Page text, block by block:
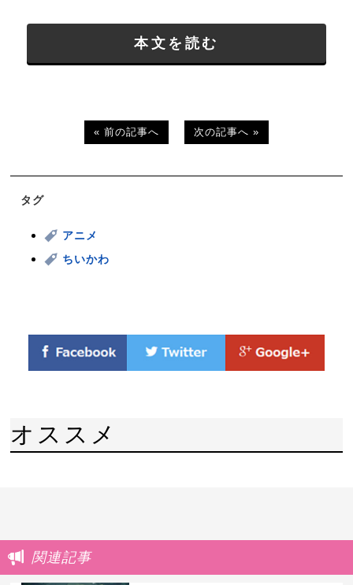
本文を読む
« 前の記事へ 次の記事へ »
タグ
アニメ
ちいかわ
オススメ
関連記事